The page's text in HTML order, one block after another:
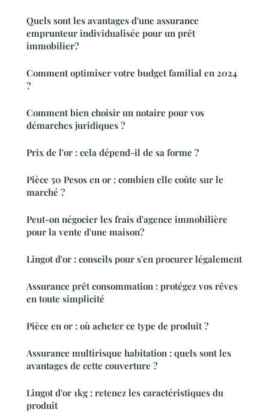
Quels sont les avantages d'une assurance
emprunteur individualisée pour un prêt
immobilier?
Comment optimiser votre budget familial en 2024
?
Comment bien choisir un notaire pour vos
démarches juridiques ?
Prix de l'or : cela dépend-il de sa forme ?
Pièce 50 Pesos en or : combien elle coûte sur le
marché ?
Peut-on négocier les frais d'agence immobilière
pour la vente d'une maison?
Lingot d'or : conseils pour s'en procurer légalement
Assurance prêt consommation : protégez vos rêves
en toute simplicité
Pièce en or : où acheter ce type de produit ?
Assurance multirisque habitation : quels sont les
avantages de cette couverture ?
Lingot d'or 1kg : retenez les caractéristiques du
produit